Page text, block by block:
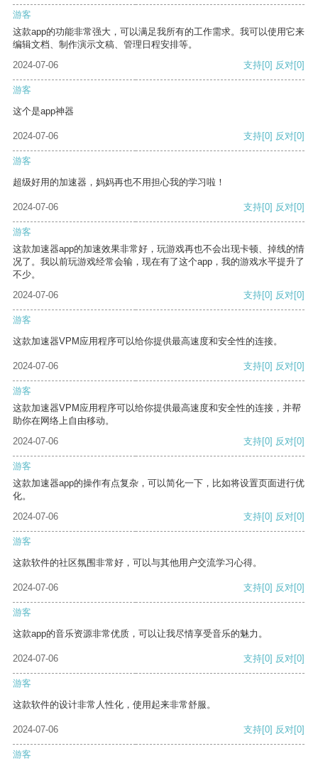
游客
这款app的功能非常强大，可以满足我所有的工作需求。我可以使用它来
编辑文档、制作演示文稿、管理日程安排等。
2024-07-06
支持[0] 反对[0]
游客
这个是app神器
2024-07-06 支持[0] 反对[0]
游客
超级好用的加速器，妈妈再也不用担心我的学习啦！
2024-07-06 支持[0] 反对[0]
游客
这款加速器app的加速效果非常好，玩游戏再也不会出现卡顿、掉线的情
况了。我以前玩游戏经常会输，现在有了这个app，我的游戏水平提升了
不少。
2024-07-06
支持[0] 反对[0]
游客
这款加速器VPM应用程序可以给你提供最高速度和安全性的连接。
2024-07-06 支持[0] 反对[0]
游客
这款加速器VPM应用程序可以给你提供最高速度和安全性的连接，并帮
助你在网络上自由移动。
2024-07-06
支持[0] 反对[0]
游客
这款加速器app的操作有点复杂，可以简化一下，比如将设置页面进行优
化。
2024-07-06
支持[0] 反对[0]
游客
这款软件的社区氛围非常好，可以与其他用户交流学习心得。
2024-07-06 支持[0] 反对[0]
游客
这款app的音乐资源非常优质，可以让我尽情享受音乐的魅力。
2024-07-06 支持[0] 反对[0]
游客
这款软件的设计非常人性化，使用起来非常舒服。
2024-07-06 支持[0] 反对[0]
游客